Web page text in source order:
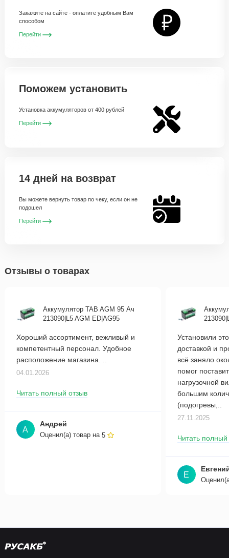
Закажите на сайте - оплатите удобным Вам
способом
Перейти
Поможем установить
Установка аккумуляторов от 400 рублей
Перейти
14 дней на возврат
Вы можете вернуть товар по чеку, если он не
подошел
Перейти
Отзывы о товарах
Аккумулятор TAB AGM 95 Ач
213090|L5 AGM ED|AG95
Хороший ассортимент, вежливый и
компетентный персонал. Удобное
расположение магазина. ..
04.01.2026
Читать полный отзыв
А
Андрей
Оценил(а) товар на5
Установили
доставкой и
всё заняло
помог
нагрузочной
большим
(подогревы,..
27.11.2025
Читать полный
Е